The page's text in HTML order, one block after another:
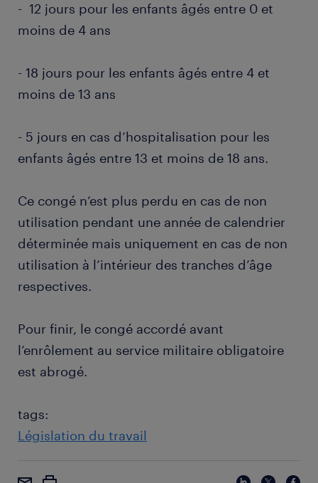
- 12 jours pour les enfants âgés entre 0 et
moins de 4 ans
- 18 jours pour les enfants âgés entre 4 et
moins de 13 ans
- 5 jours en cas d’hospitalisation pour les
enfants âgés entre 13 et moins de 18 ans.
Ce congé n’est plus perdu en cas de non
utilisation pendant une année de calendrier
déterminée mais uniquement en cas de non
utilisation à l’intérieur des tranches d’âge
respectives.
Pour finir, le congé accordé avant
l’enrôlement au service militaire obligatoire
est abrogé.
tags:
Législation du travail